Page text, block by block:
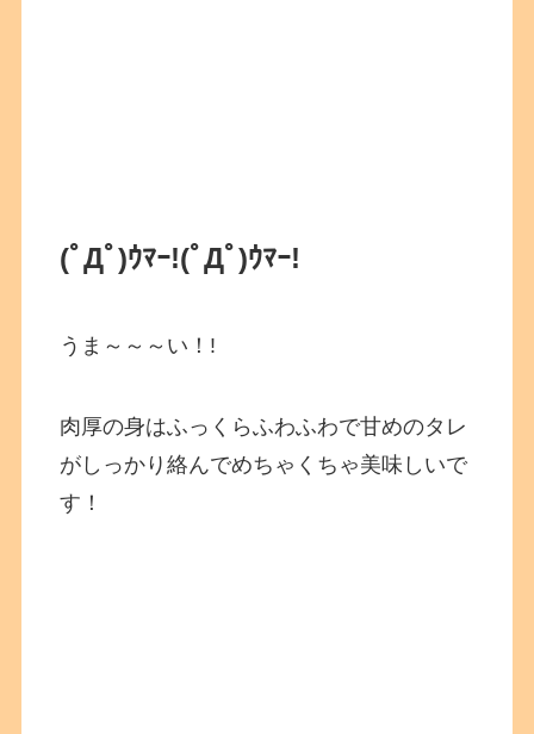
(ﾟДﾟ)ｳﾏｰ!(ﾟДﾟ)ｳﾏｰ!
うま～～～い！!
肉厚の身はふっくらふわふわで甘めのタレ
がしっかり絡んでめちゃくちゃ美味しいで
す！